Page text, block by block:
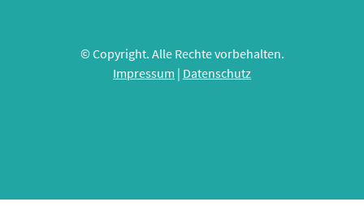
© Copyright. Alle Rechte vorbehalten.
Impressum | Datenschutz